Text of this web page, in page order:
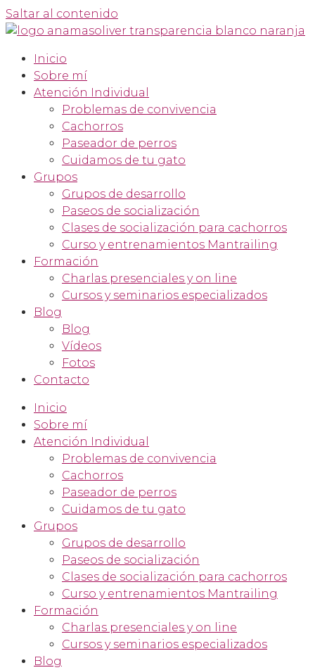
Saltar al contenido
Inicio
Sobre mí
Atención Individual
Problemas de convivencia
Cachorros
Paseador de perros
Cuidamos de tu gato
Grupos
Grupos de desarrollo
Paseos de socialización
Clases de socialización para cachorros
Curso y entrenamientos Mantrailing
Formación
Charlas presenciales y on line
Cursos y seminarios especializados
Blog
Blog
Vídeos
Fotos
Contacto
Inicio
Sobre mí
Atención Individual
Problemas de convivencia
Cachorros
Paseador de perros
Cuidamos de tu gato
Grupos
Grupos de desarrollo
Paseos de socialización
Clases de socialización para cachorros
Curso y entrenamientos Mantrailing
Formación
Charlas presenciales y on line
Cursos y seminarios especializados
Blog